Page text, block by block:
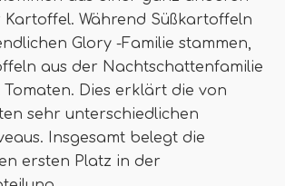
Kartoffel. Während Süßkartoffeln
Glory -Familie stammen,
aus der Nachtschattenfamilie
Tomaten. Dies erklärt die von
sehr unterschiedlichen
Insgesamt belegt die
ersten Platz in der